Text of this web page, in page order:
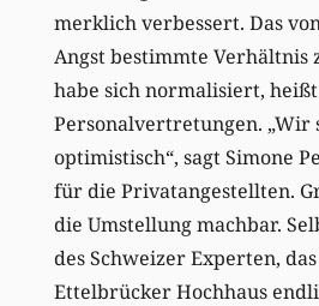
merklich verbessert. Das
Angst bestimmte Verhältnis
habe sich normalisiert,
Personalvertretungen. „Wir
optimistisch“, sagt Simone
für die Privatangestellten.
die Umstellung machbar.
des Schweizer Experten,
Ettelbrücker Hochhaus